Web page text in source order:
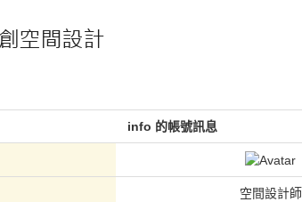
info 的帳號訊息
空間設計師